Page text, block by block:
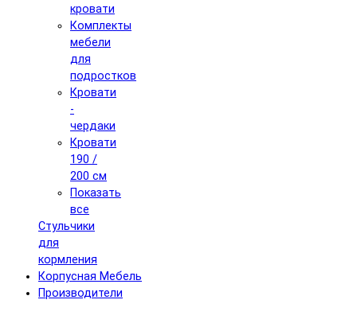
кровати
Комплекты
мебели
для
подростков
Кровати
-
чердаки
Кровати
190 /
200 см
Показать
все
Стульчики
для
кормления
Корпусная Мебель
Производители